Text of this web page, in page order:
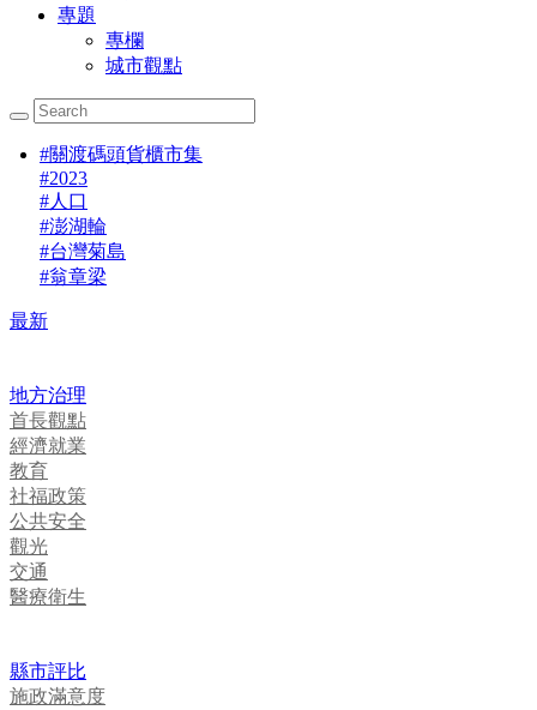
專題
專欄
城市觀點
#關渡碼頭貨櫃市集
#2023
#人口
#澎湖輪
#台灣菊島
#翁章梁
最新
地方治理
首長觀點
經濟就業
教育
社福政策
公共安全
觀光
交通
醫療衛生
縣市評比
施政滿意度